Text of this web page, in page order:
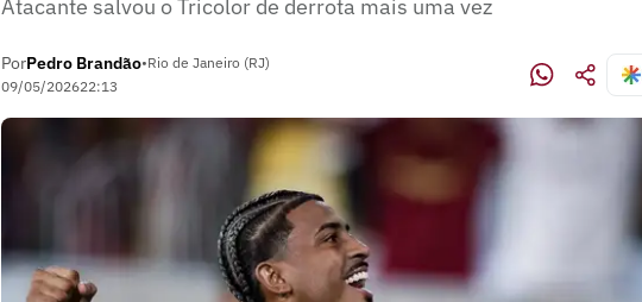
Atacante salvou o Tricolor de derrota mais uma vez
PorPedro Brandão•Rio de Janeiro (RJ)
09/05/202622:13